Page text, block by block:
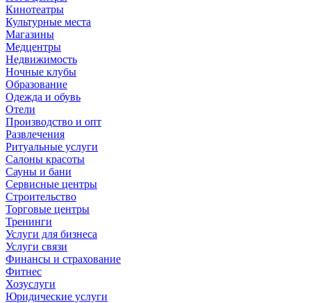
Кинотеатры
Культурные места
Магазины
Медцентры
Недвижимость
Ночные клубы
Образование
Одежда и обувь
Отели
Производство и опт
Развлечения
Ритуальные услуги
Салоны красоты
Сауны и бани
Сервисные центры
Строительство
Торговые центры
Тренинги
Услуги для бизнеса
Услуги связи
Финансы и страхование
Фитнес
Хозуслуги
Юридические услуги